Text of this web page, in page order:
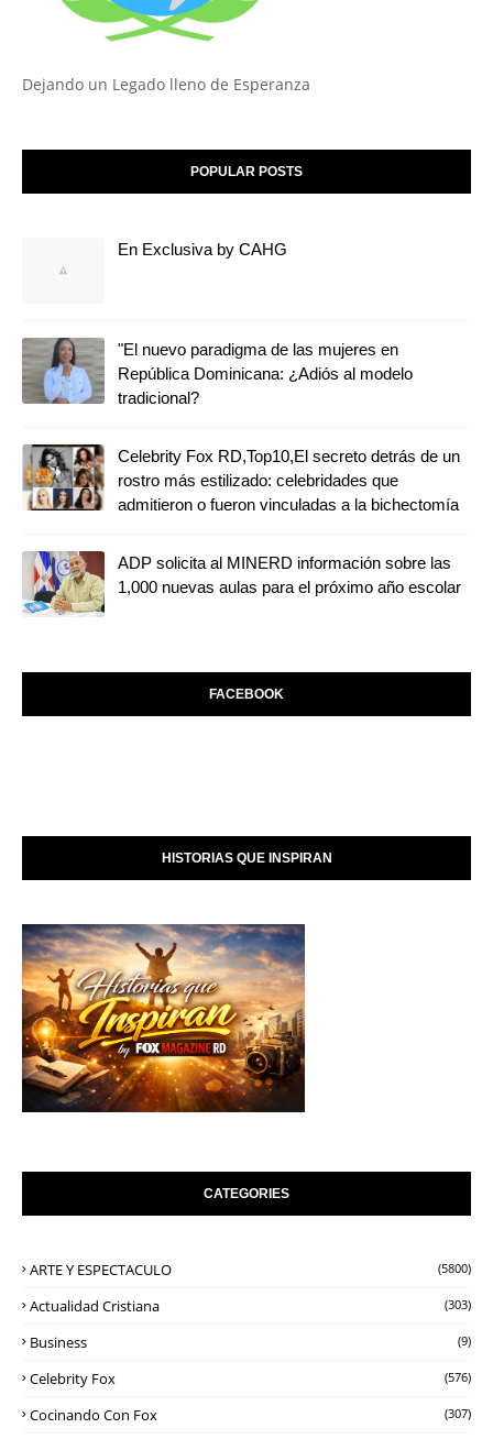
Dejando un Legado lleno de Esperanza
POPULAR POSTS
En Exclusiva by CAHG
"El nuevo paradigma de las mujeres en
República Dominicana: ¿Adiós al modelo
tradicional?
Celebrity Fox RD,Top10,El secreto detrás de un
rostro más estilizado: celebridades que
admitieron o fueron vinculadas a la bichectomía
ADP solicita al MINERD información sobre las
1,000 nuevas aulas para el próximo año escolar
FACEBOOK
HISTORIAS QUE INSPIRAN
CATEGORIES
ARTE Y ESPECTACULO (5800)
Actualidad Cristiana (303)
Business (9)
Celebrity Fox (576)
Cocinando Con Fox (307)